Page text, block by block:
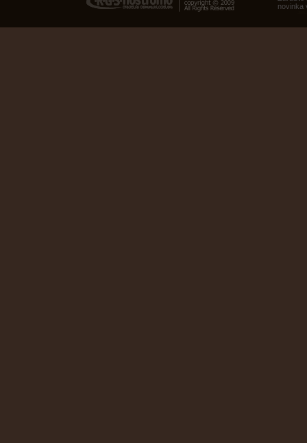
novinka